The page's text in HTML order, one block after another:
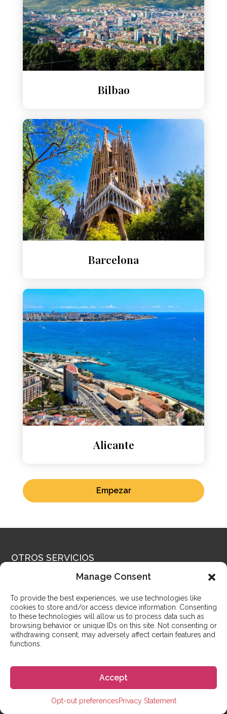
Manage Consent
To provide the best experiences, we use technologies like
cookies to store and/or access device information. Consenting
to these technologies will allow us to process data such as
browsing behavior or unique IDs on this site. Not consenting or
withdrawing consent, may adversely affect certain features and
functions.
Accept
Opt-out preferencesPrivacy Statement
Bilbao
Barcelona
Alicante
Empezar
OTROS SERVICIOS
Estudia en España con Go! Go!
España
Go! Go! España orgullosamente ha ayudado a miles
de personas de todo el mundo a cumplir sus sueños
de vivir en España. Ya sea que desees estudiar en
estudies una licenciatura, podemos ayudarte con
todo, desde la selección de la escuela, obtener una
visa, alquilar alojamiento, hasta establecerte en tu vida
en España. ¿No puedes venir a España todavía o